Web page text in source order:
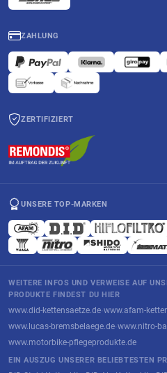
ZAHLUNG
ZERTIFIZIERT
UNSERE TOP-MARKEN
WEITERE INFOS UND VERWEISE AUF
PRODUKTE FINDEST DU HIER
www.did-kettensaetze.de·www.afam-
www.lucas-bremsbelaege.de·www.nitro-
www.motorbike-pflegeprodukte.de
EIN AUSZUG UNSERER BELIEBTESTEN